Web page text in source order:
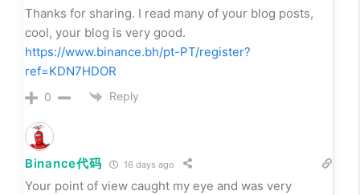
Thanks for sharing. I read many of your blog posts,
cool, your blog is very good.
https://www.binance.bh/pt-PT/register?
ref=KDN7HDOR
0 Reply
Binance代码 16 days ago
Your point of view caught my eye and was very